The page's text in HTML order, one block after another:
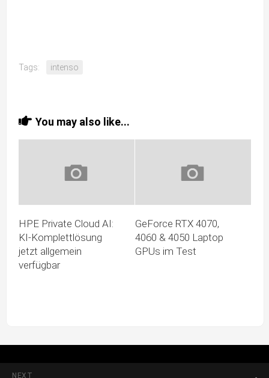
Tags: intenso
You may also like...
HPE Private Cloud AI:
KI-Komplettlösung
jetzt allgemein
verfügbar
GeForce RTX 4070,
4060 & 4050 Laptop
GPUs im Test
NEXT